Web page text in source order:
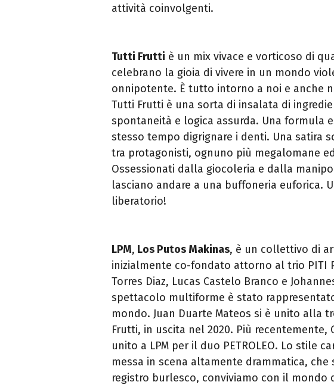
attività coinvolgenti.
Tutti Frutti è un mix vivace e vorticoso di
celebrano la gioia di vivere in un mondo
onnipotente. È tutto intorno a noi e anche
Tutti Frutti è una sorta di insalata di
spontaneità e logica assurda. Una formula
stesso tempo digrignare i denti. Una satira
tra protagonisti, ognuno più megalomane
Ossessionati dalla giocoleria e dalla
lasciano andare a una buffoneria euforica.
liberatorio!
LPM, Los Putos Makinas, è un collettivo di
inizialmente co-fondato attorno al trio PITI
Torres Diaz, Lucas Castelo Branco e
spettacolo multiforme è stato
mondo. Juan Duarte Mateos si è unito alla
Frutti, in uscita nel 2020. Più recentemente,
unito a LPM per il duo PETROLEO. Lo stile
messa in scena altamente drammatica,
registro burlesco, conviviamo con il mondo